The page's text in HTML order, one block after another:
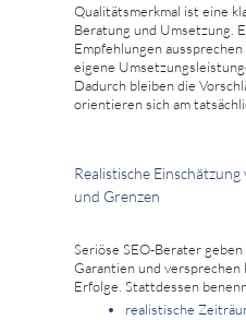
Qualitätsmerkmal ist eine
Beratung und Umsetzung.
Empfehlungen
eigene
Dadurch bleiben die
orientieren sich am
Realistische
und Grenzen
Seriöse SEO-Berater geben
Garantien und
Erfolge. Stattdessen
realistische